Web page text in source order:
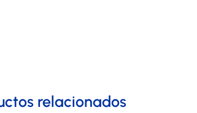
relacionados